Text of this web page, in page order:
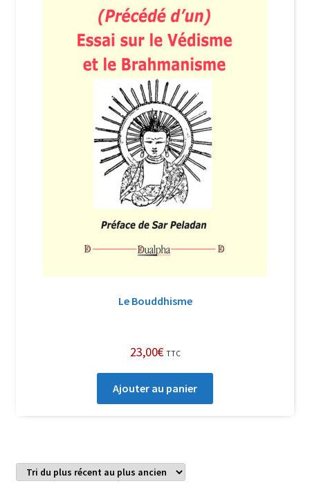
Login Customizer
Nous Contacter
Politique de confidentialité et cookies
Qui sommes-nous ?
Soutien à Philippe Randa
Suivi de la Commande
Le Bouddhisme
23,00€ TTC
Ajouter au panier